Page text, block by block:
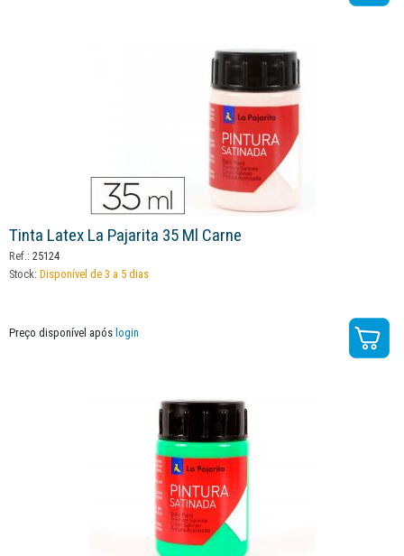
Tinta Latex La Pajarita 35 Ml Carne
Ref.: 25124
Stock: Disponível de 3 a 5 dias
Preço disponível após login